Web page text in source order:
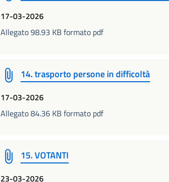
17-03-2026
Allegato 98.93 KB formato pdf
14. trasporto persone in difficoltà
17-03-2026
Allegato 84.36 KB formato pdf
15. VOTANTI
23-03-2026